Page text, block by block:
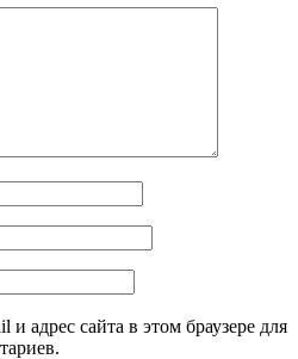
адрес сайта в этом браузере для